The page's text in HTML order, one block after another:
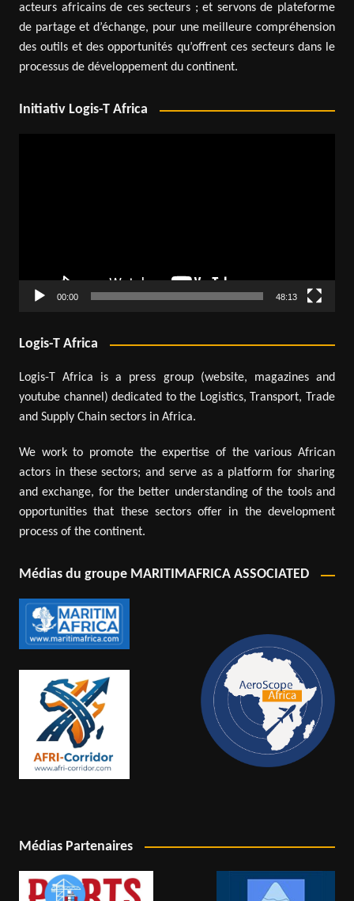
acteurs africains de ces secteurs ; et servons de plateforme
de partage et d’échange, pour une meilleure compréhension
des outils et des opportunités qu’offrent ces secteurs dans le
processus de développement du continent.
Initiativ Logis-T Africa
00:00 48:13
Logis-T Africa
Logis-T Africa is a press group (website, magazines and
youtube channel) dedicated to the Logistics, Transport, Trade
and Supply Chain sectors in Africa.
We work to promote the expertise of the various African
actors in these sectors; and serve as a platform for sharing
and exchange, for the better understanding of the tools and
opportunities that these sectors offer in the development
process of the continent.
Médias du groupe MARITIMAFRICA ASSOCIATED
Médias Partenaires